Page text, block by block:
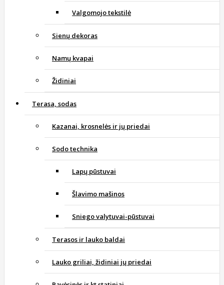
Valgomojo tekstilė
Sienų dekoras
Namų kvapai
Židiniai
Terasa, sodas
Kazanai, krosnelės ir jų priedai
Sodo technika
Lapų pūstuvai
Šlavimo mašinos
Sniego valytuvai-pūstuvai
Terasos ir lauko baldai
Lauko griliai, židiniai jų priedai